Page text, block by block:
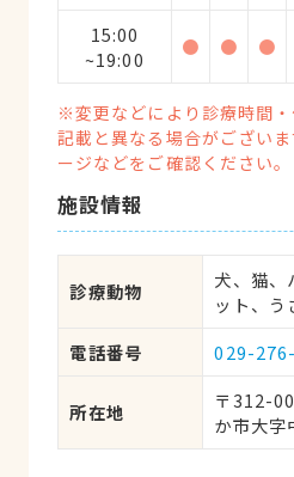
15:00
~19:00
● ● ●
※変更などにより診療時間
記載と異なる場合がござい
ージなどをご確認ください。
施設情報
診療動物
犬、猫、
ット、う
電話番号
029-
所在地
〒312-
か市大